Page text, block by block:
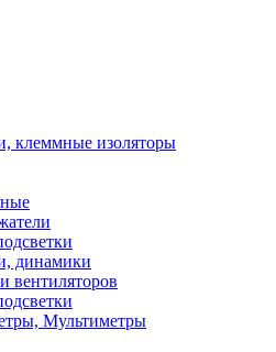
клеммные изоляторы
динамики
вентиляторов
Мультиметры